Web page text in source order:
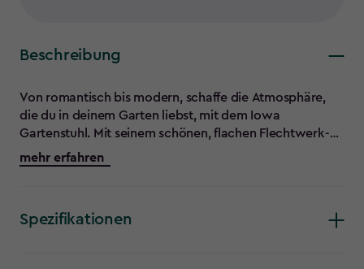
Beschreibung
Von romantisch bis modern, schaffe die Atmosphäre,
die du in deinem Garten liebst, mit dem Iowa
Gartenstuhl. Mit seinem schönen, flachen Flechtwerk-
Stil und kompaktem Design passt dieser Außen-Essstuhl
perfekt in jeden Garten oder auf jeden Balkon. Beim
immer komfortabel sitzen. Der Iowa Stuhl ist gebaut,
mehr erfahren
Spezifikationen